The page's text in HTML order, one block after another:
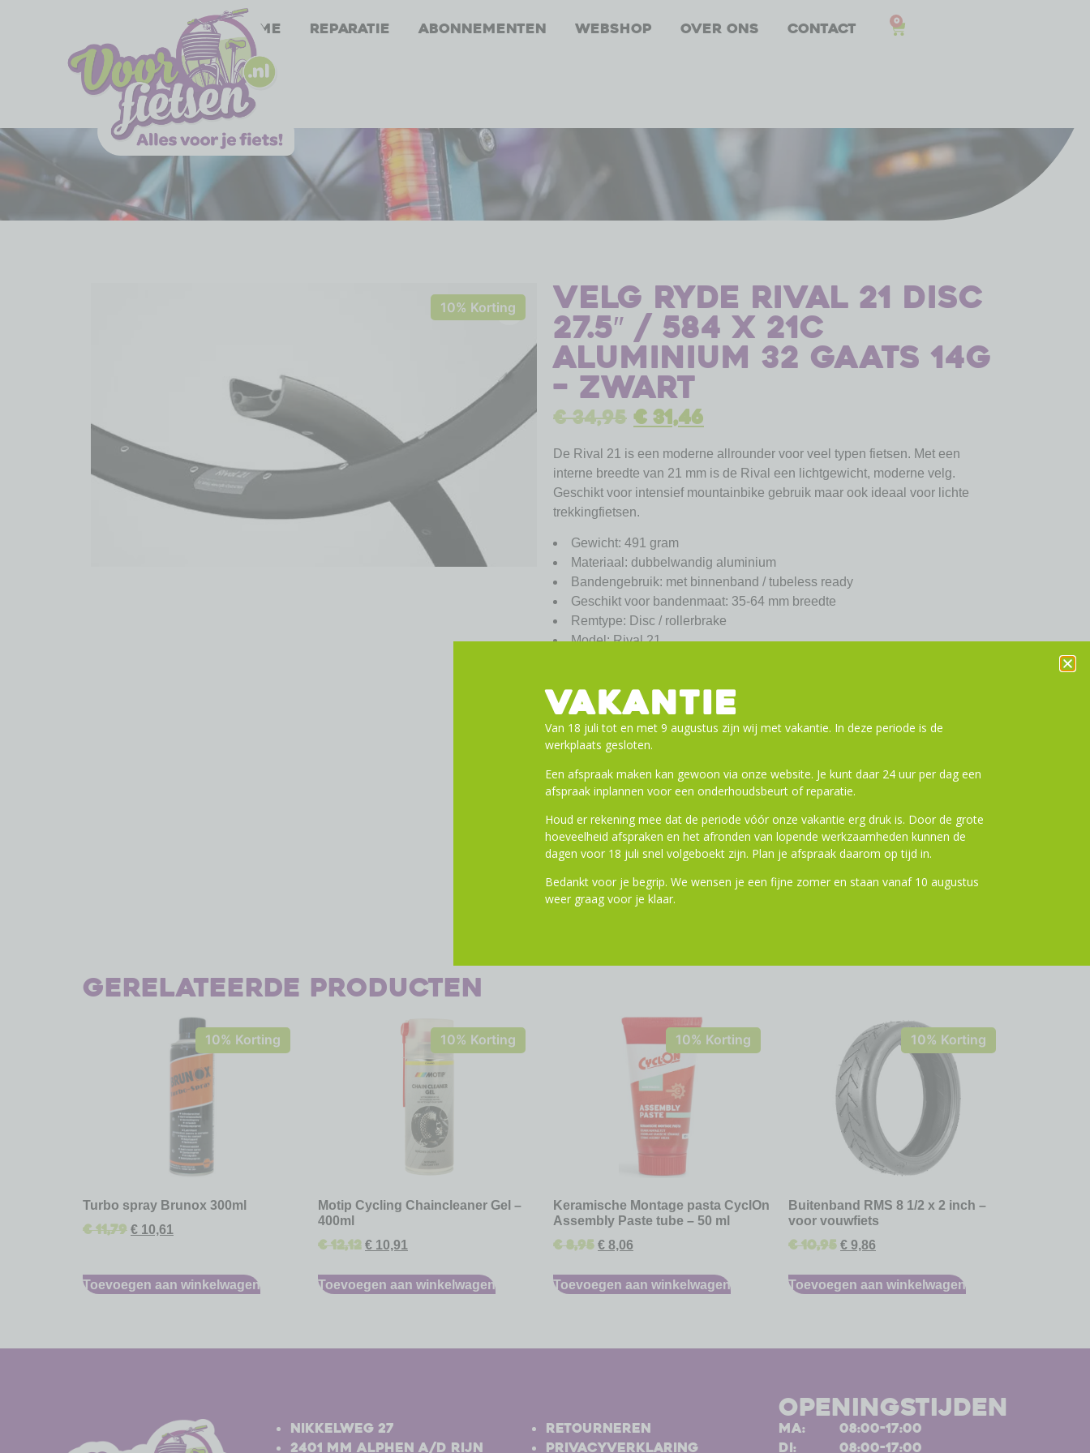
Home Reparatie Abonnementen Webshop Over ons Contact 0
10% Korting Velg Ryde Rival 21 disc
27.5″ / 584 x 21C
aluminium 32 gaats 14G
– zwart
€34,95 €31,46
De Rival 21 is een moderne allrounder voor veel typen fietsen. Met een
interne breedte van 21 mm is de Rival een lichtgewicht, moderne velg.
Geschikt voor intensief mountainbike gebruik maar ook ideaal voor lichte
trekkingfietsen.
Gewicht: 491 gram
Materiaal: dubbelwandig aluminium
Bandengebruik: met binnenband / tubeless ready
Geschikt voor bandenmaat: 35-64 mm breedte
Remtype: Disc / rollerbrake
Model: Rival 21
Maximale spaakspanning (N): 1200
Ventielgat: 6,5 mm (Frans ventiel)
Afwerking: zwart
Toevoegen aan winkelwagen
Gerelateerde producten
10% Korting
Turbo spray Brunox 300ml
€11,79 € 10,61
Toevoegen aan winkelwagen
10% Korting
Motip Cycling Chaincleaner Gel –
400ml
€12,12 € 10,91
Toevoegen aan winkelwagen
10% Korting
Keramische Montage pasta CyclOn
Assembly Paste tube – 50 ml
€8,95 € 8,06
Toevoegen aan winkelwagen
10% Korting
Buitenband RMS 8 1/2 x 2 inch –
voor vouwfiets
€10,95 € 9,86
Toevoegen aan winkelwagen
Nikkelweg 27
2401 MM Alphen a/d Rijn
Retourneren
Privacyverklaring
openingstijden
ma:
di:
08:00-17:00
08:00-17:00
VAKANTIE
Van 18 juli tot en met 9 augustus zijn wij met vakantie. In deze periode is de
werkplaats gesloten.
Een afspraak maken kan gewoon via onze website. Je kunt daar 24 uur per dag een
afspraak inplannen voor een onderhoudsbeurt of reparatie.
Houd er rekening mee dat de periode vóór onze vakantie erg druk is. Door de grote
hoeveelheid afspraken en het afronden van lopende werkzaamheden kunnen de
dagen voor 18 juli snel volgeboekt zijn. Plan je afspraak daarom op tijd in.
Bedankt voor je begrip. We wensen je een fijne zomer en staan vanaf 10 augustus
weer graag voor je klaar.